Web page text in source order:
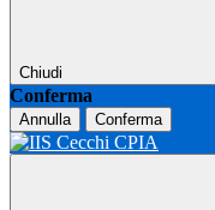
Chiudi
Conferma
Annulla Conferma